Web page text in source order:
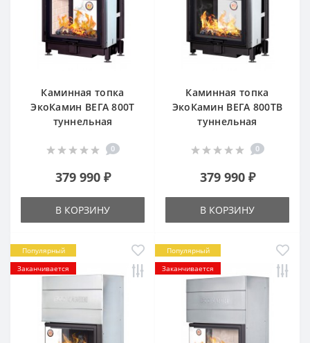
Каминная топка
ЭкоКамин ВЕГА 800T
туннельная
0
379 990 ₽
В КОРЗИНУ
Каминная топка
ЭкоКамин ВЕГА 800TВ
туннельная
0
379 990 ₽
В КОРЗИНУ
Популярный
Заканчивается
Популярный
Заканчивается